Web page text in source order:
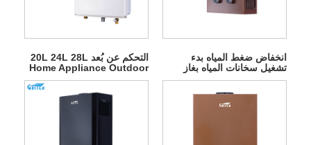
التحكم عن بُعد 20L 24L 28L
Home Appliance Outdoor
Gas سخان
انخفاض ضغط المياه بدء
تشغيل سخانات المياه بغاز
البترول المسال من نوع